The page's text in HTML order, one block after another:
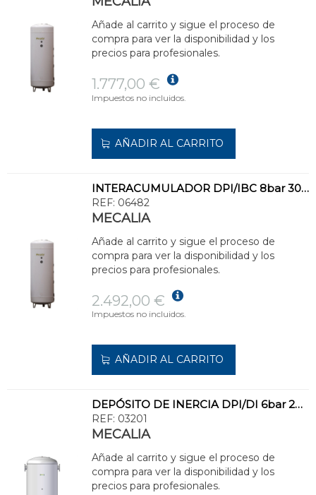
Añade al carrito y sigue el proceso de
compra para ver la disponibilidad y los
precios para profesionales.
1.777,00 €
Impuestos no incluidos.
AÑADIR AL CARRITO
INTERACUMULADOR DPI/IBC 8bar 300l INOXIDABLE
REF: 06482
MECALIA
Añade al carrito y sigue el proceso de
compra para ver la disponibilidad y los
precios para profesionales.
2.492,00 €
Impuestos no incluidos.
AÑADIR AL CARRITO
DEPÓSITO DE INERCIA DPI/DI 6bar 200l ACERO INOXIDABLE
REF: 03201
MECALIA
Añade al carrito y sigue el proceso de
compra para ver la disponibilidad y los
precios para profesionales.